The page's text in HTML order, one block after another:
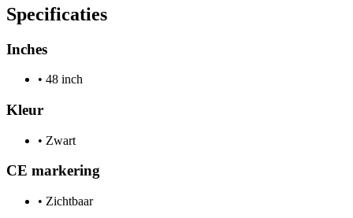
Specificaties
Inches
• 48 inch
Kleur
• Zwart
CE markering
• Zichtbaar